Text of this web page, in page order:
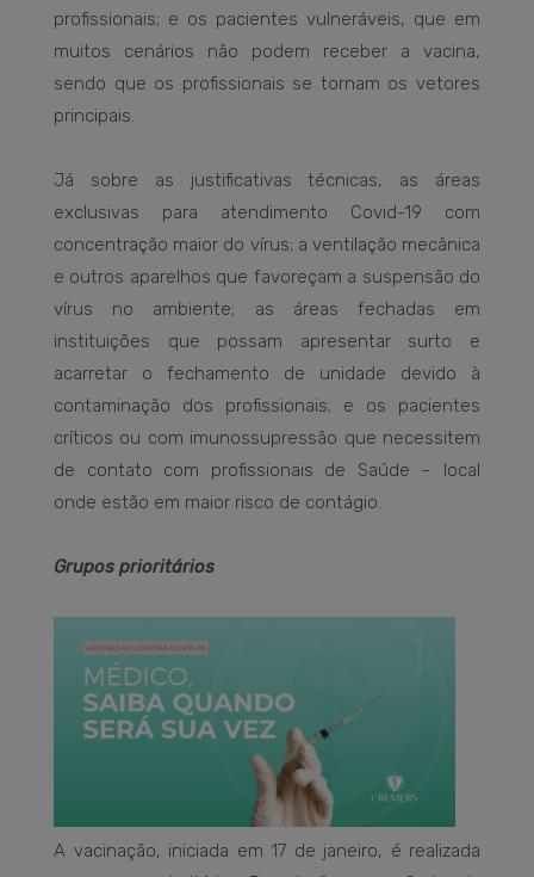
profissionais; e os pacientes vulneráveis, que em
muitos cenários não podem receber a vacina,
sendo que os profissionais se tornam os vetores
principais.
Já sobre as justificativas técnicas, as áreas
exclusivas para atendimento Covid-19 com
concentração maior do vírus; a ventilação mecânica
e outros aparelhos que favoreçam a suspensão do
vírus no ambiente; as áreas fechadas em
instituições que possam apresentar surto e
acarretar o fechamento de unidade devido à
contaminação dos profissionais; e os pacientes
críticos ou com imunossupressão que necessitem
de contato com profissionais de Saúde – local
onde estão em maior risco de contágio.
Grupos prioritários
A vacinação, iniciada em 17 de janeiro, é realizada